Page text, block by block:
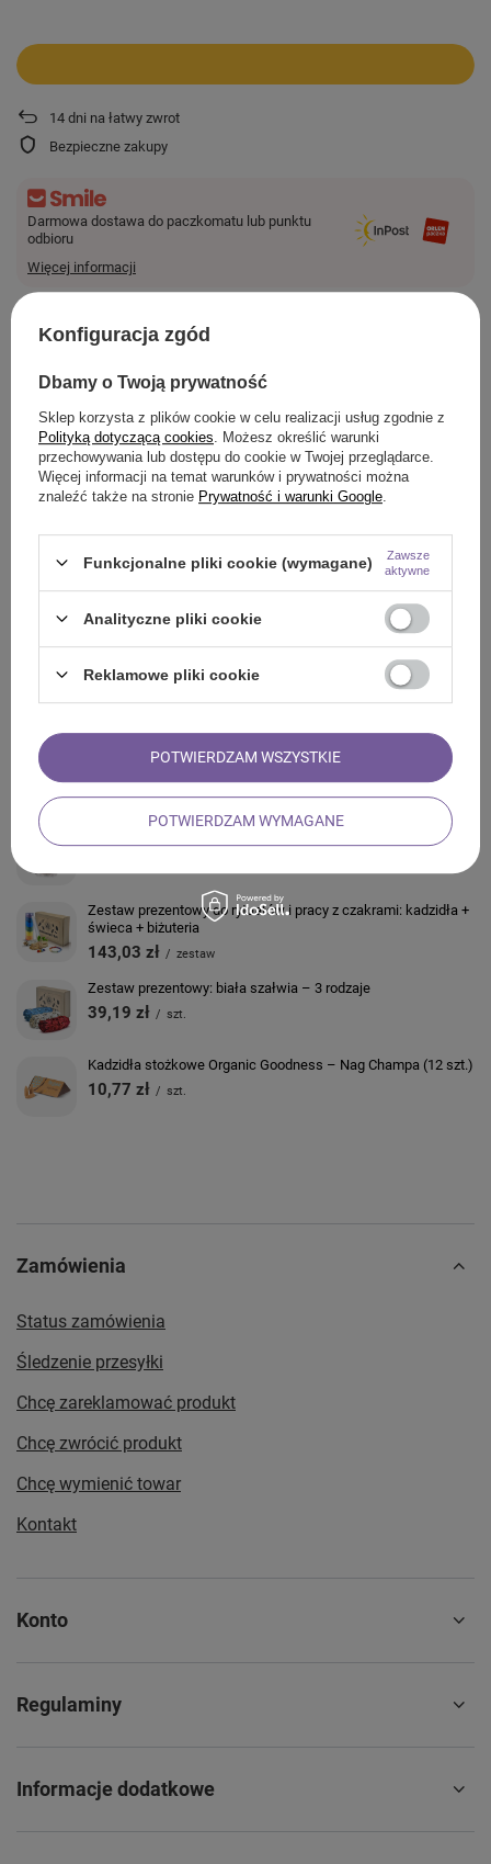
14 dni na łatwy zwrot
Bezpieczne zakupy
Darmowa dostawa do paczkomatu lub punktu
odbioru
Więcej informacji
SZCZEGÓŁOWE INFORMACJE
Z NASZEGO BLOGA
ZADAJ PYTANIE
ZOBACZ RÓWNIEŻ
Biała szałwia z lawendą – Kadzidło 20-30 g (rolka)
14,54 zł / szt.
(484,67 zł / kg)
Zestaw prezentowy do rytuałów i pracy z czakrami: kadzidła +
świeca + biżuteria
143,03 zł / zestaw
Zestaw prezentowy: biała szałwia – 3 rodzaje
39,19 zł / szt.
Kadzidła stożkowe Organic Goodness – Nag Champa (12 szt.)
10,77 zł / szt.
Zamówienia
Status zamówienia
Śledzenie przesyłki
Chcę zareklamować produkt
Chcę zwrócić produkt
Chcę wymienić towar
Kontakt
Konto
Regulaminy
Informacje dodatkowe
Konfiguracja zgód
Dbamy o Twoją prywatność
Sklep korzysta z plików cookie w celu realizacji usług zgodnie z
Polityką dotyczącą cookies . Możesz określić warunki
przechowywania lub dostępu do cookie w Twojej przeglądarce.
Więcej informacji na temat warunków i prywatności można
znaleźć także na stronie Prywatność i warunki Google
Funkcjonalne pliki cookie (wymagane)
Zawsze
aktywne
Analityczne pliki cookie
Reklamowe pliki cookie
POTWIERDZAM WYMAGANE
POTWIERDZAM WSZYSTKIE